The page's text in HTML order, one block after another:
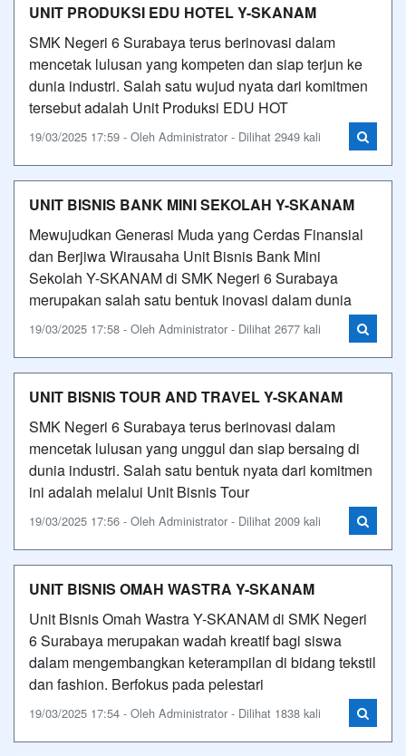
UNIT PRODUKSI EDU HOTEL Y-SKANAM
SMK Negeri 6 Surabaya terus berinovasi dalam
mencetak lulusan yang kompeten dan siap terjun ke
dunia industri. Salah satu wujud nyata dari komitmen
tersebut adalah Unit Produksi EDU HOT
19/03/2025 17:59 - Oleh Administrator - Dilihat 2949 kali
UNIT BISNIS BANK MINI SEKOLAH Y-SKANAM
Mewujudkan Generasi Muda yang Cerdas Finansial
dan Berjiwa Wirausaha Unit Bisnis Bank Mini
Sekolah Y-SKANAM di SMK Negeri 6 Surabaya
merupakan salah satu bentuk inovasi dalam dunia
19/03/2025 17:58 - Oleh Administrator - Dilihat 2677 kali
UNIT BISNIS TOUR AND TRAVEL Y-SKANAM
SMK Negeri 6 Surabaya terus berinovasi dalam
mencetak lulusan yang unggul dan siap bersaing di
dunia industri. Salah satu bentuk nyata dari komitmen
ini adalah melalui Unit Bisnis Tour
19/03/2025 17:56 - Oleh Administrator - Dilihat 2009 kali
UNIT BISNIS OMAH WASTRA Y-SKANAM
Unit Bisnis Omah Wastra Y-SKANAM di SMK Negeri
6 Surabaya merupakan wadah kreatif bagi siswa
dalam mengembangkan keterampilan di bidang tekstil
dan fashion. Berfokus pada pelestari
19/03/2025 17:54 - Oleh Administrator - Dilihat 1838 kali